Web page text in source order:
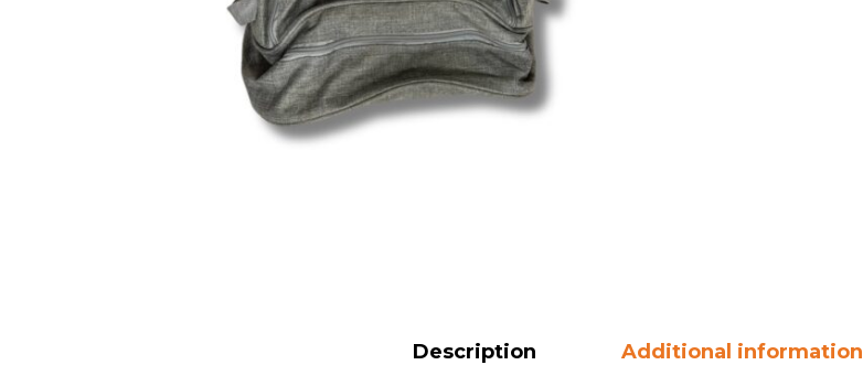
Description Additional information